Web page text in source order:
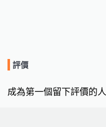
評價
成為第一個留下評價的人